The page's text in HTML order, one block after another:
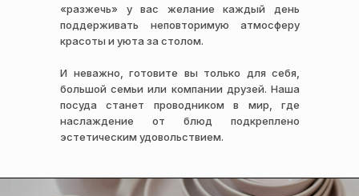
«разжечь» у вас желание каждый день
поддерживать неповторимую атмосферу
красоты и уюта за столом.
И неважно, готовите вы только для себя,
большой семьи или компании друзей. Наша
посуда станет проводником в мир, где
наслаждение от блюд подкреплено
эстетическим удовольствием.